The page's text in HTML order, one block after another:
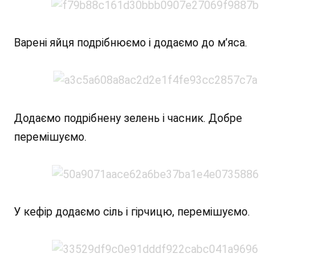
Варені яйця подрібнюємо і додаємо до м’яса.
Додаємо подрібнену зелень і часник. Добре
перемішуємо.
У кефір додаємо сіль і гірчицю, перемішуємо.